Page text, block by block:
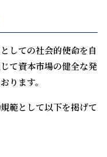
しての社会的使命を自
て資本市場の健全な発
ります。
範として以下を掲げて